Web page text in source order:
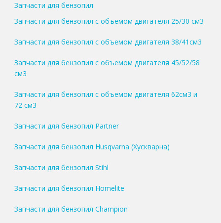
Запчасти для бензопил
Запчасти для бензопил с объемом двигателя 25/30 см3
Запчасти для бензопил с объемом двигателя 38/41см3
Запчасти для бензопил с объемом двигателя 45/52/58
см3
Запчасти для бензопил с объемом двигателя 62см3 и
72 см3
Запчасти для бензопил Partner
Запчасти для бензопил Husqvarna (Хускварна)
Запчасти для бензопил Stihl
Запчасти для бензопил Homelite
Запчасти для бензопил Champion